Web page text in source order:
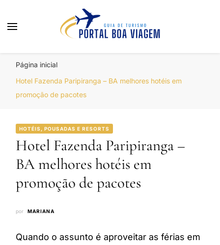
Página inicial
Hotel Fazenda Paripiranga – BA melhores hotéis em
promoção de pacotes
HOTÉIS, POUSADAS E RESORTS
Hotel Fazenda Paripiranga –
BA melhores hotéis em
promoção de pacotes
por MARIANA
Quando o assunto é aproveitar as férias em